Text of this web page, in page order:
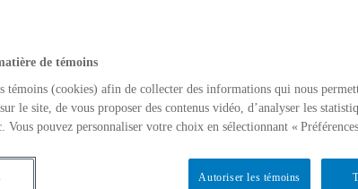
de témoins
témoins (cookies) afin de collecter des informations qui nous
le site, de vous proposer des contenus vidéo, d’analyser les
Vous pouvez personnaliser votre choix en sélectionnant « Préférences
Autoriser les témoins